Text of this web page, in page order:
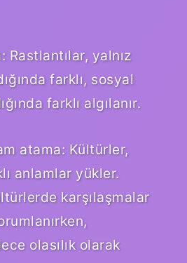
Rastlantılar, yalnız
farklı, sosyal
farklı algılanır.
atama: Kültürler,
anlamlar yükler.
karşılaşmalar
olasılık olarak